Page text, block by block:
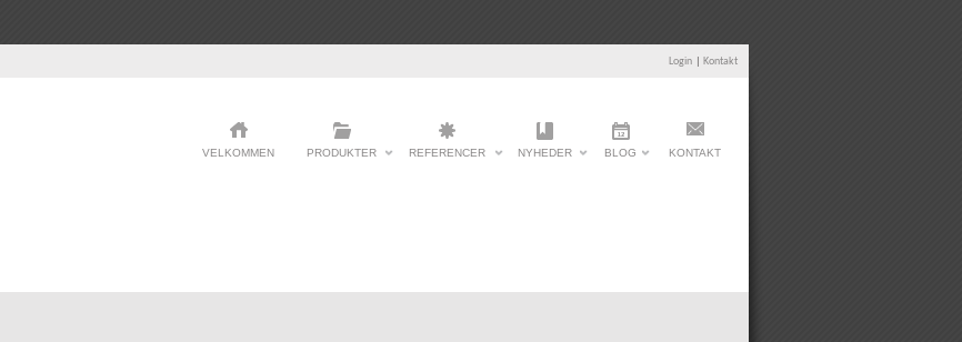
Login Kontakt
VELKOMMEN PRODUKTER REFERENCER NYHEDER BLOG KONTAKT